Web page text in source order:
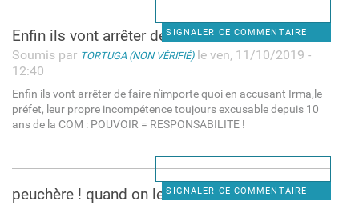
SIGNALER CE COMMENTAIRE
Enfin ils vont arrêter de
Soumis par TORTUGA (NON VÉRIFIÉ)le ven, 11/10/2019 -
12:40
Enfin ils vont arrêter de faire n'importe quoi en accusant Irma,le
préfet, leur propre incompétence toujours excusable depuis 10
ans de la COM : POUVOIR = RESPONSABILITE !
SIGNALER CE COMMENTAIRE
peuchère ! quand on le